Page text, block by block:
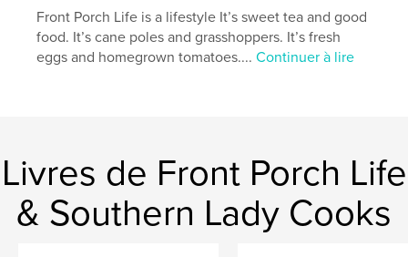
Front Porch Life is a lifestyle It’s sweet tea and good
food. It’s cane poles and grasshoppers. It’s fresh
eggs and homegrown tomatoes....Continuer à lire
Livres de Front Porch Life
& Southern Lady Cooks